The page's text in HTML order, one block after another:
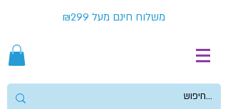
משלוח חינם מעל ₪299